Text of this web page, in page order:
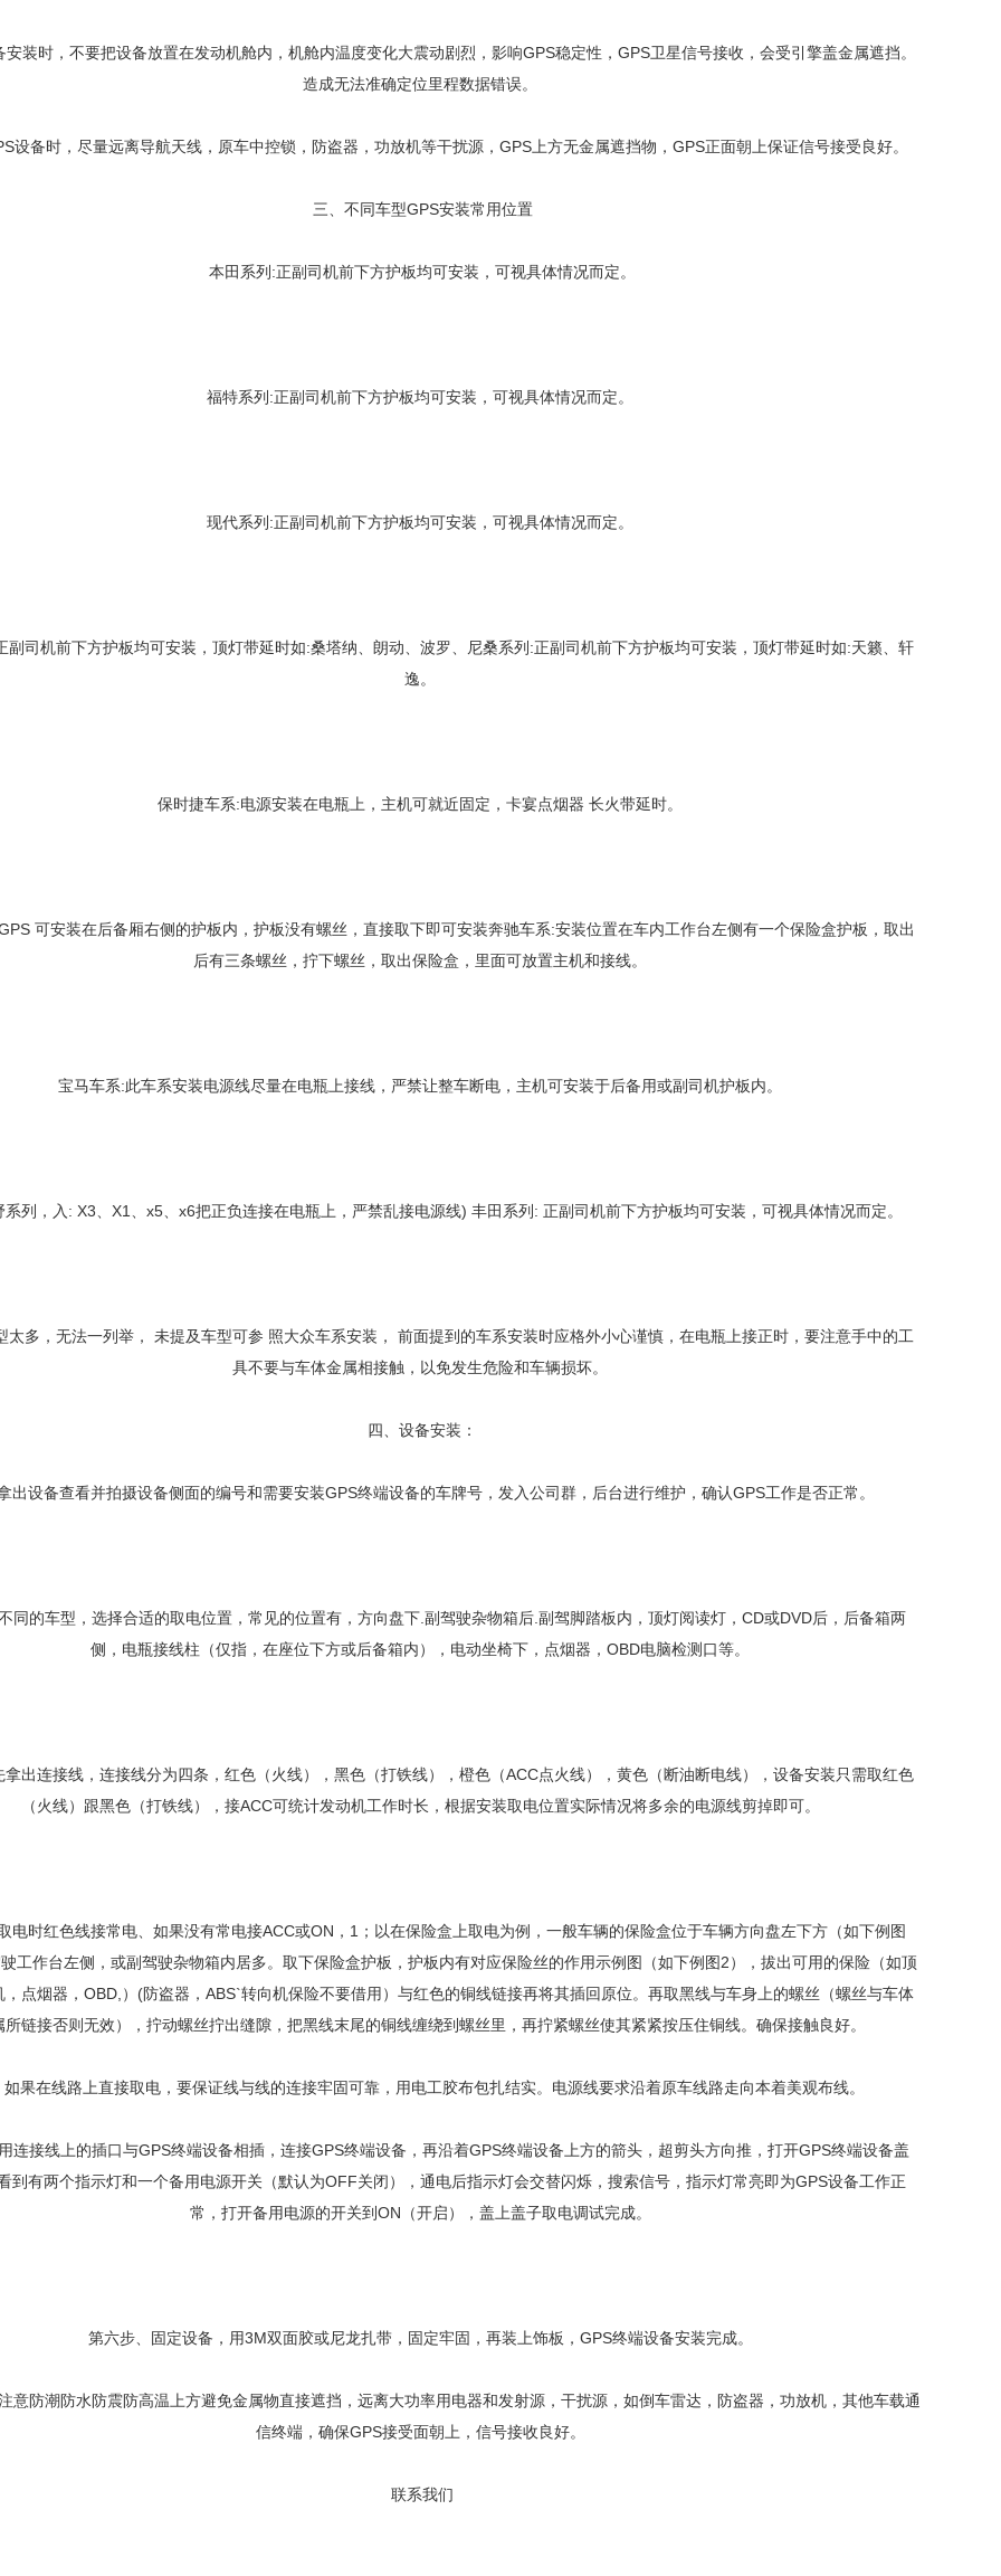
安装时，不要把设备放置在发动机舱内，机舱内温度变化大震动剧烈，影响GPS稳定性，GPS卫星信号接收，会受引擎盖金属遮挡。
造成无法准确定位里程数据错误。
设备时，尽量远离导航天线，原车中控锁，防盗器，功放机等干扰源，GPS上方无金属遮挡物，GPS正面朝上保证信号接受良好。
三、不同车型GPS安装常用位置
本田系列:正副司机前下方护板均可安装，可视具体情况而定。
福特系列:正副司机前下方护板均可安装，可视具体情况而定。
现代系列:正副司机前下方护板均可安装，可视具体情况而定。
副司机前下方护板均可安装，顶灯带延时如:桑塔纳、朗动、波罗、尼桑系列:正副司机前下方护板均可安装，顶灯带延时如:天籁、轩
逸。
保时捷车系:电源安装在电瓶上，主机可就近固定，卡宴点烟器 长火带延时。
可安装在后备厢右侧的护板内，护板没有螺丝，直接取下即可安装奔驰车系:安装位置在车内工作台左侧有一个保险盒护板，取出
后有三条螺丝，拧下螺丝，取出保险盒，里面可放置主机和接线。
宝马车系:此车系安装电源线尽量在电瓶上接线，严禁让整车断电，主机可安装于后备用或副司机护板内。
系列，入: X3、X1、x5、x6把正负连接在电瓶上，严禁乱接电源线) 丰田系列: 正副司机前下方护板均可安装，可视具体情况而定。
太多，无法一列举， 未提及车型可参 照大众车系安装， 前面提到的车系安装时应格外小心谨慎，在电瓶上接正时，要注意手中的工
具不要与车体金属相接触，以免发生危险和车辆损坏。
四、设备安装：
出设备查看并拍摄设备侧面的编号和需要安装GPS终端设备的车牌号，发入公司群，后台进行维护，确认GPS工作是否正常。
同的车型，选择合适的取电位置，常见的位置有，方向盘下.副驾驶杂物箱后.副驾脚踏板内，顶灯阅读灯，CD或DVD后，后备箱两
侧，电瓶接线柱（仅指，在座位下方或后备箱内），电动坐椅下，点烟器，OBD电脑检测口等。
拿出连接线，连接线分为四条，红色（火线），黑色（打铁线），橙色（ACC点火线），黄色（断油断电线），设备安装只需取红色
（火线）跟黑色（打铁线），接ACC可统计发动机工作时长，根据安装取电位置实际情况将多余的电源线剪掉即可。
电时红色线接常电、如果没有常电接ACC或ON，1；以在保险盒上取电为例，一般车辆的保险盒位于车辆方向盘左下方（如下例图
工作台左侧，或副驾驶杂物箱内居多。取下保险盒护板，护板内有对应保险丝的作用示例图（如下例图2），拔出可用的保险（如顶
，点烟器，OBD,）(防盗器，ABS`转向机保险不要借用）与红色的铜线链接再将其插回原位。再取黑线与车身上的螺丝（螺丝与车体
所链接否则无效），拧动螺丝拧出缝隙，把黑线末尾的铜线缠绕到螺丝里，再拧紧螺丝使其紧紧按压住铜线。确保接触良好。
果在线路上直接取电，要保证线与线的连接牢固可靠，用电工胶布包扎结实。电源线要求沿着原车线路走向本着美观布线。
连接线上的插口与GPS终端设备相插，连接GPS终端设备，再沿着GPS终端设备上方的箭头，超剪头方向推，打开GPS终端设备盖
到有两个指示灯和一个备用电源开关（默认为OFF关闭），通电后指示灯会交替闪烁，搜索信号，指示灯常亮即为GPS设备工作正
常，打开备用电源的开关到ON（开启），盖上盖子取电调试完成。
第六步、固定设备，用3M双面胶或尼龙扎带，固定牢固，再装上饰板，GPS终端设备安装完成。
意防潮防水防震防高温上方避免金属物直接遮挡，远离大功率用电器和发射源，干扰源，如倒车雷达，防盗器，功放机，其他车载通
信终端，确保GPS接受面朝上，信号接收良好。
联系我们